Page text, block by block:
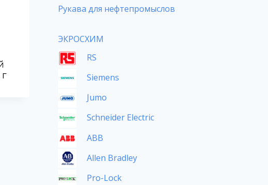
Рукава для нефтепромыслов
ЭКРОСХИМ
RS
Siemens
Jumo
Schneider Electric
ABB
Allen Bradley
Pro-Lock